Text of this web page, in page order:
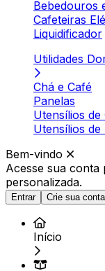
Bebedouros
Cafeteiras
Liquidificador
Utilidades
Chá e Café
Panelas
Utensílios de
Utensílios de
Bem-vindo
Acesse sua conta
personalizada.
Entrar Crie sua conta
Início